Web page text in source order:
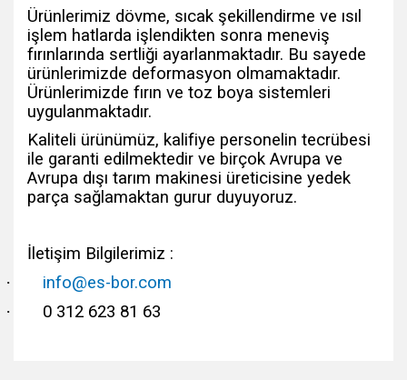
Ürünlerimiz dövme, sıcak şekillendirme ve ısıl
işlem hatlarda işlendikten sonra meneviş
fırınlarında sertliği ayarlanmaktadır. Bu sayede
ürünlerimizde deformasyon olmamaktadır.
Ürünlerimizde fırın ve toz boya sistemleri
uygulanmaktadır.
Kaliteli ürünümüz, kalifiye personelin tecrübesi
ile garanti edilmektedir ve birçok Avrupa ve
Avrupa dışı tarım makinesi üreticisine yedek
parça sağlamaktan gurur duyuyoruz.
İletişim Bilgilerimiz :
· info@es-bor.com
· 0 312 623 81 63